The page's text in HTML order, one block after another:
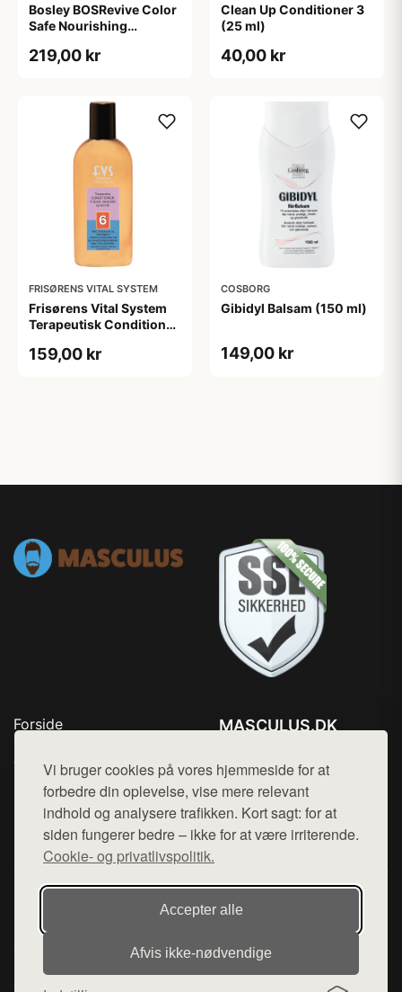
Vi bruger cookies på vores hjemmeside for at
forbedre din oplevelse, vise mere relevant
indhold og analysere trafikken. Kort sagt: for at
siden fungerer bedre – ikke for at være irriterende.
Cookie- og privatlivspolitik.
Accepter alle
Afvis ikke‑nødvendige
Bosley BOSRevive Color
Safe Nourishing
219,00 kr
Clean Up Conditioner 3
(25 ml)
40,00 kr
FRISØRENS VITAL SYSTEM
Frisørens Vital System
Terapeutisk Conditioner
159,00 kr
COSBORG
Gibidyl Balsam (150 ml)
149,00 kr
Forside
Top Rabatter
Kontakt
MASCULUS.DK
Mail: hej@want.dk
Cookie- og privatlivspolitik
Denne side er en del af want.dk, der udgiver en række
hjemmesider med præsentation af forskellige produkter fra
diverse webshops. Der sælges ikke varer fra denne side - vi
henviser til de shops, som sælger varen. Vi har heller ikke
varerne på lager.